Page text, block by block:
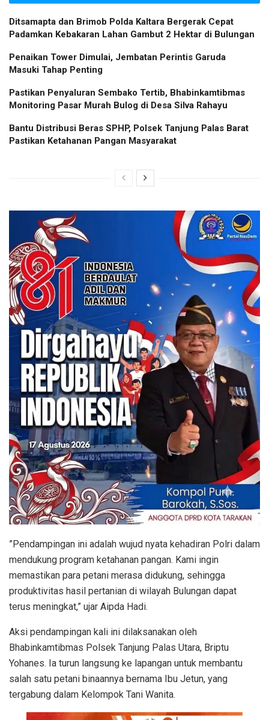
Ditsamapta dan Brimob Polda Kaltara Bergerak Cepat
Padamkan Kebakaran Lahan Gambut 2 Hektar di Bulungan
Penaikan Tower Dimulai, Jembatan Perintis Garuda
Masuki Tahap Penting
Pastikan Penyaluran Sembako Tertib, Bhabinkamtibmas
Monitoring Pasar Murah Bulog di Desa Silva Rahayu
Bantu Distribusi Beras SPHP, Polsek Tanjung Palas Barat
Pastikan Ketahanan Pangan Masyarakat
​”Pendampingan ini adalah wujud nyata kehadiran Polri dalam
mendukung program ketahanan pangan. Kami ingin
memastikan para petani merasa didukung, sehingga
produktivitas hasil pertanian di wilayah Bulungan dapat
terus meningkat,” ujar Aipda Hadi.
​Aksi pendampingan kali ini dilaksanakan oleh
Bhabinkamtibmas Polsek Tanjung Palas Utara, Briptu
Yohanes. Ia turun langsung ke lapangan untuk membantu
salah satu petani binaannya bernama Ibu Jetun, yang
tergabung dalam Kelompok Tani Wanita.